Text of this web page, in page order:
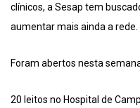
clínicos, a Sesap tem
aumentar mais ainda a rede.
Foram abertos nesta
20 leitos no Hospital de